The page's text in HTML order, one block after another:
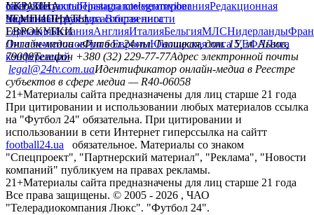
сайтуКонтактыПравила комментированияРедакционная
политикаСтруктура собственности
facebookxyoutubeinstagramtelegramviber
УКРАИНА
УкраинаПервая лигаВторая лига
ЧЕМПИОНАТЫ
ГерманияИспанияАнглияИталияБельгияМЛСНидерланды
ЕВРОКУБКИ
Лига чемпионовЛига ЕвропыЮношеская лига УЕФАЛига
конференций
Онлайн-медиа «Футбол 24»пл. Галицкая, дом. 15, м. Львов,
79008Телефон +380 (32) 229-77-77Адрес электронной почты
legal@24tv.com.uaИдентификатор онлайн-медиа в Реестре
субъектов в сфере медиа — R40-06058
21+Материалы сайта предназначены для лиц старше 21 года
При цитировании и использовании любых материалов ссылка
на "Футбол 24" обязательна. При цитировании и
использовании в сети Интернет гиперссылка на сайтт
football24.ua
обязательное. Материалы со знаком
"Спецпроект", "Партнерский материал", "Реклама", "Новости
компаний" публикуем на правах рекламы.
21+Материалы сайта предназначены для лиц старше 21 года
Все права защищены. © 2005 - 2026 , ЧАО
"Телерадиокомпания Люкс". "Футбол 24".